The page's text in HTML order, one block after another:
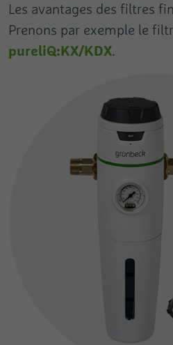
Les avantages des filtres
Prenons par exemple le
pureliQ:KX/KDX.